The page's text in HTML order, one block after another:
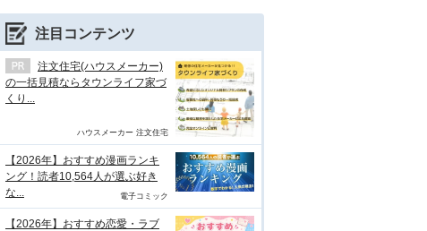
注目コンテンツ
注文住宅(ハウスメーカー)
の一括見積ならタウンライフ家づ
くり...
ハウスメーカー 注文住宅
【2026年】おすすめ漫画ランキ
ング！読者10,564人が選ぶ好き
な...
電子コミック
【2026年】おすすめ恋愛・ラブ